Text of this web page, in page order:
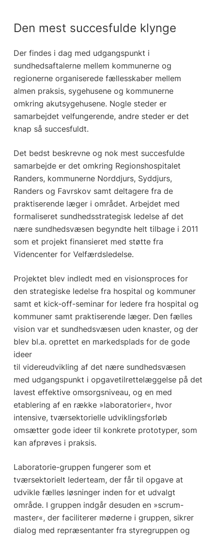
Den mest succesfulde klynge
Der findes i dag med udgangspunkt i
sundhedsaftalerne mellem kommunerne og
regionerne organiserede fællesskaber mellem
almen praksis, sygehusene og kommunerne
omkring akutsygehusene. Nogle steder er
samarbejdet velfungerende, andre steder er det
knap så succesfuldt.
Det bedst beskrevne og nok mest succesfulde
samarbejde er det omkring Regionshospitalet
Randers, kommunerne Norddjurs, Syddjurs,
Randers og Favrskov samt deltagere fra de
praktiserende læger i området. Arbejdet med
formaliseret sundhedsstrategisk ledelse af det
nære sundhedsvæsen begyndte helt tilbage i 2011
som et projekt finansieret med støtte fra
Videncenter for Velfærdsledelse.
Projektet blev indledt med en visionsproces for
den strategiske ledelse fra hospital og kommuner
samt et kick-off-seminar for ledere fra hospital og
kommuner samt praktiserende læger. Den fælles
vision var et sundhedsvæsen uden knaster, og der
blev bl.a. oprettet en markedsplads for de gode
ideer
til videreudvikling af det nære sundhedsvæsen
med udgangspunkt i opgavetilrettelæggelse på det
lavest effektive omsorgsniveau, og en med
etablering af en række »laboratorier«, hvor
intensive, tværsektorielle udviklingsforløb
omsætter gode ideer til konkrete prototyper, som
kan afprøves i praksis.
Laboratorie-gruppen fungerer som et
tværsektorielt lederteam, der får til opgave at
udvikle fælles løsninger inden for et udvalgt
område. I gruppen indgår desuden en »scrum-
master«, der faciliterer møderne i gruppen, sikrer
dialog med repræsentanter fra styregruppen og